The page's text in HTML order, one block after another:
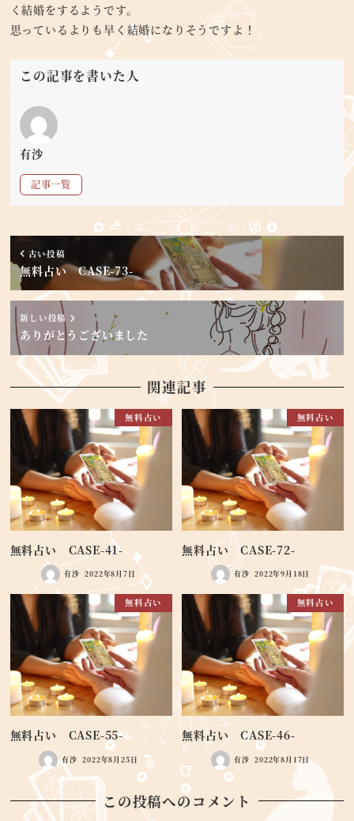
く結婚をするようです。
思っているよりも早く結婚になりそうですよ！
この記事を書いた人
有沙
記事一覧
古い投稿
無料占い CASE-73-
新しい投稿
ありがとうございました
関連記事
無料占い
無料占い CASE-41-
有沙 2022年8月7日
無料占い
無料占い CASE-72-
有沙 2022年9月18日
無料占い
無料占い CASE-55-
有沙 2022年8月25日
無料占い
無料占い CASE-46-
有沙 2022年8月17日
この投稿へのコメント